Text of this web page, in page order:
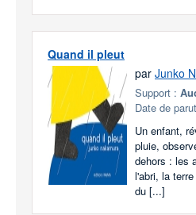
Quand il pleut
par Junko
Support :
Date de
Un enfant,
pluie,
dehors : les
l'abri, la
du [...]